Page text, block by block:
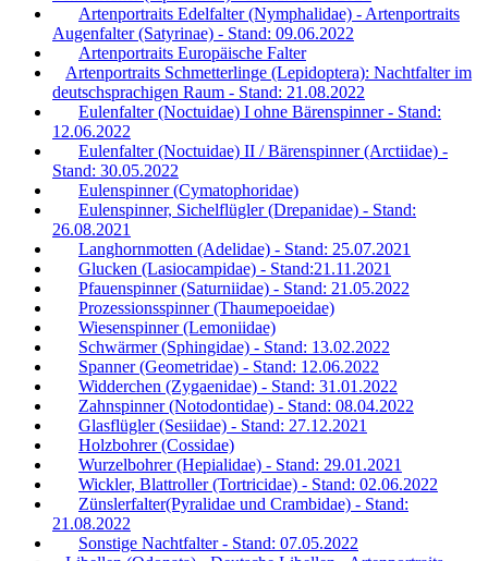
Artenportraits Edelfalter (Nymphalidae) - Artenportraits
Augenfalter (Satyrinae) - Stand: 09.06.2022
Artenportraits Europäische Falter
Artenportraits Schmetterlinge (Lepidoptera): Nachtfalter im
deutschsprachigen Raum - Stand: 21.08.2022
Eulenfalter (Noctuidae) I ohne Bärenspinner - Stand:
12.06.2022
Eulenfalter (Noctuidae) II / Bärenspinner (Arctiidae) -
Stand: 30.05.2022
Eulenspinner (Cymatophoridae)
Eulenspinner, Sichelflügler (Drepanidae) - Stand:
26.08.2021
Langhornmotten (Adelidae) - Stand: 25.07.2021
Glucken (Lasiocampidae) - Stand:21.11.2021
Pfauenspinner (Saturniidae) - Stand: 21.05.2022
Prozessionsspinner (Thaumepoeidae)
Wiesenspinner (Lemoniidae)
Schwärmer (Sphingidae) - Stand: 13.02.2022
Spanner (Geometridae) - Stand: 12.06.2022
Widderchen (Zygaenidae) - Stand: 31.01.2022
Zahnspinner (Notodontidae) - Stand: 08.04.2022
Glasflügler (Sesiidae) - Stand: 27.12.2021
Holzbohrer (Cossidae)
Wurzelbohrer (Hepialidae) - Stand: 29.01.2021
Wickler, Blattroller (Tortricidae) - Stand: 02.06.2022
Zünslerfalter(Pyralidae und Crambidae) - Stand:
21.08.2022
Sonstige Nachtfalter - Stand: 07.05.2022